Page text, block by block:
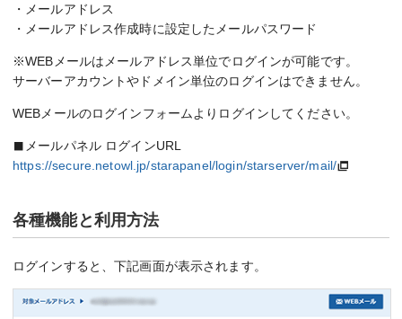
・メールアドレス
・メールアドレス作成時に設定したメールパスワード
※WEBメールはメールアドレス単位でログインが可能です。
サーバーアカウントやドメイン単位のログインはできません。
WEBメールのログインフォームよりログインしてください。
メールパネル ログインURL
https://secure.netowl.jp/starapanel/login/starserver/mail/
各種機能と利用方法
ログインすると、下記画面が表示されます。